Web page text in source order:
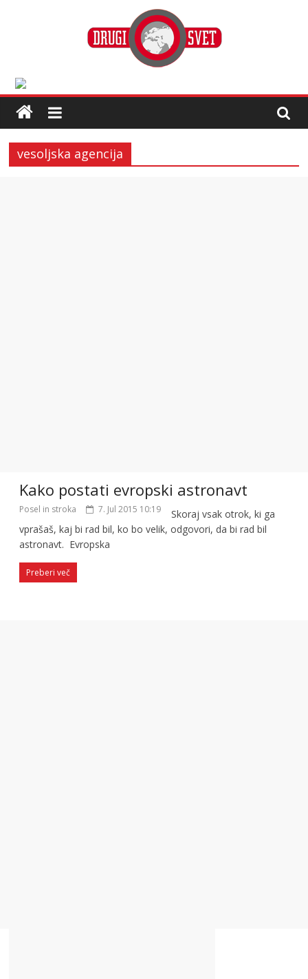
vesoljska agencija
Kako postati evropski astronavt
Posel in stroka 7. Jul 2015 10:19
Skoraj vsak otrok, ki ga
vprašaš, kaj bi rad bil, ko bo velik, odgovori, da bi rad bil
astronavt. Evropska
Preberi več